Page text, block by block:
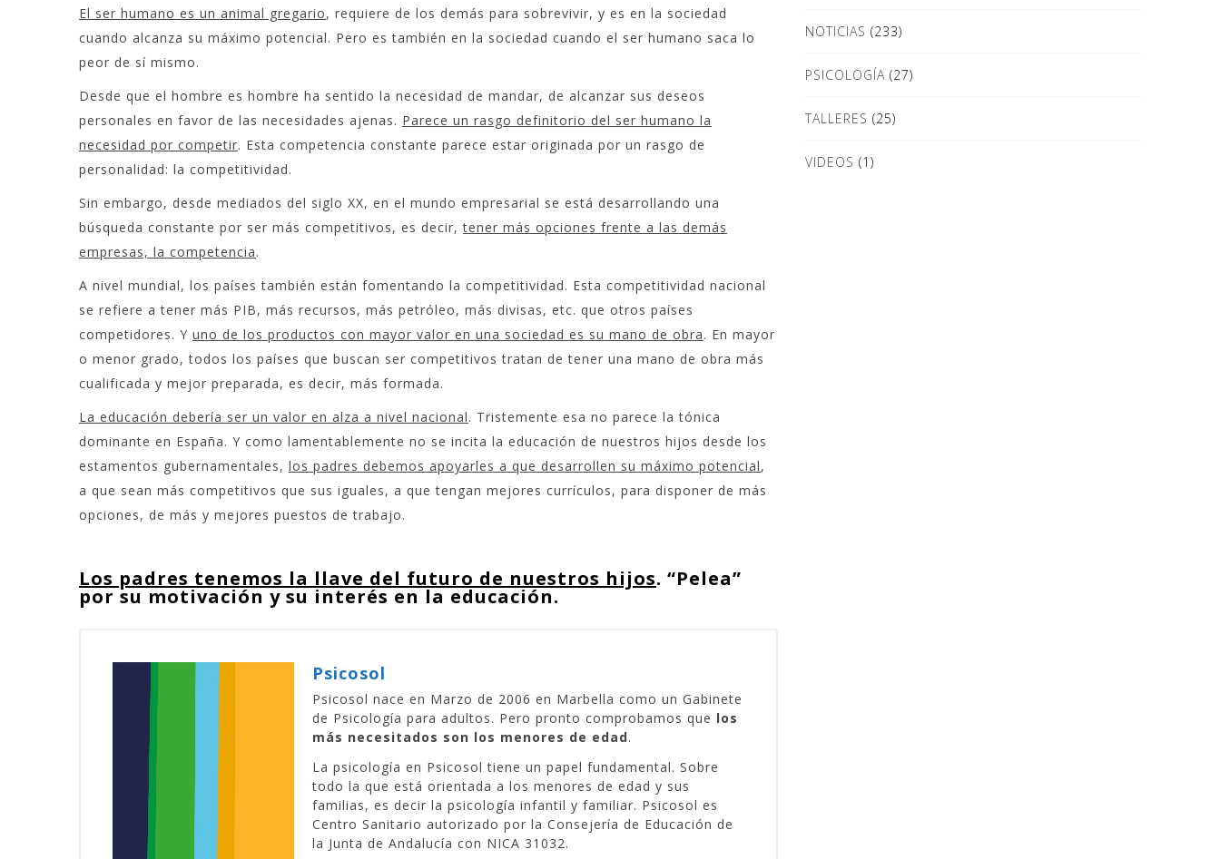
El ser humano es un animal gregario, requiere de los demás para sobrevivir, y es en la sociedad
cuando alcanza su máximo potencial. Pero es también en la sociedad cuando el ser humano saca lo
peor de sí mismo.
Desde que el hombre es hombre ha sentido la necesidad de mandar, de alcanzar sus deseos
personales en favor de las necesidades ajenas. Parece un rasgo definitorio del ser humano la
necesidad por competir. Esta competencia constante parece estar originada por un rasgo de
personalidad: la competitividad.
Sin embargo, desde mediados del siglo XX, en el mundo empresarial se está desarrollando una
búsqueda constante por ser más competitivos, es decir,tener más opciones frente a las demás
empresas, la competencia.
A nivel mundial, los países también están fomentando la competitividad. Esta competitividad nacional
se refiere a tener más PIB, más recursos, más petróleo, más divisas, etc. que otros países
competidores. Y uno de los productos con mayor valor en una sociedad es su mano de obra. En mayor
o menor grado, todos los países que buscan ser competitivos tratan de tener una mano de obra más
cualificada y mejor preparada, es decir, más formada.
La educación debería ser un valor en alza a nivel nacional. Tristemente esa no parece la tónica
dominante en España. Y como lamentablemente no se incita la educación de nuestros hijos desde los
estamentos gubernamentales, los padres debemos apoyarles a que desarrollen su máximo potencial,
a que sean más competitivos que sus iguales, a que tengan mejores currículos, para disponer de más
opciones, de más y mejores puestos de trabajo.
Los padres tenemos la llave del futuro de nuestros hijos. “Pelea”
por su motivación y su interés en la educación.
Psicosol
Psicosol nace en Marzo de 2006 en Marbella como un Gabinete
de Psicología para adultos. Pero pronto comprobamos que los
más necesitados son los menores de edad.
La psicología en Psicosol tiene un papel fundamental. Sobre
todo la que está orientada a los menores de edad y sus
familias, es decir la psicología infantil y familiar. Psicosol es
Centro Sanitario autorizado por la Consejería de Educación de
la Junta de Andalucía con NICA 31032.
NOTICIAS (233)
PSICOLOGÍA(27)
TALLERES (25)
VIDEOS (1)